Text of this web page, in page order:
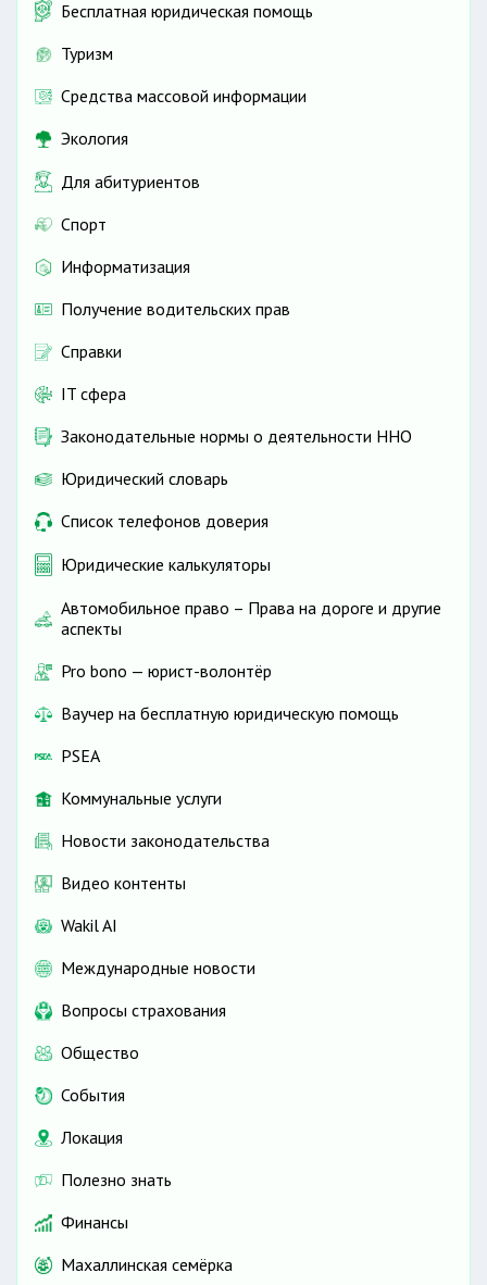
Бесплатная юридическая помощь
Туризм
Средства массовой информации
Экология
Для абитуриентов
Спорт
Информатизация
Получение водительских прав
Справки
IT сфера
Законодательные нормы о деятельности ННО
Юридический словарь
Список телефонов доверия
Юридические калькуляторы
Автомобильное право – Права на дороге и другие
аспекты
Pro bono — юрист-волонтёр
Ваучер на бесплатную юридическую помощь
PSEA
Коммунальные услуги
Новости законодательства
Видео контенты
Wakil AI
Международные новости
Вопросы страхования
Общество
События
Локация
Полезно знать
Финансы
Махаллинская семёрка